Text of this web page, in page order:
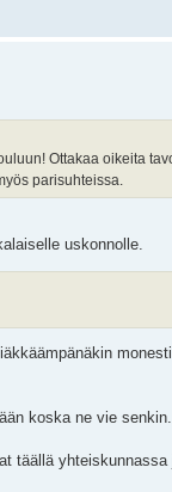
Ottakaa oikeita
parisuhteissa.
uskonnolle.
koska ne vie senkin.
täällä